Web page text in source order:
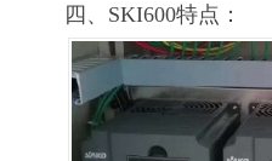
四、SKI600特点：